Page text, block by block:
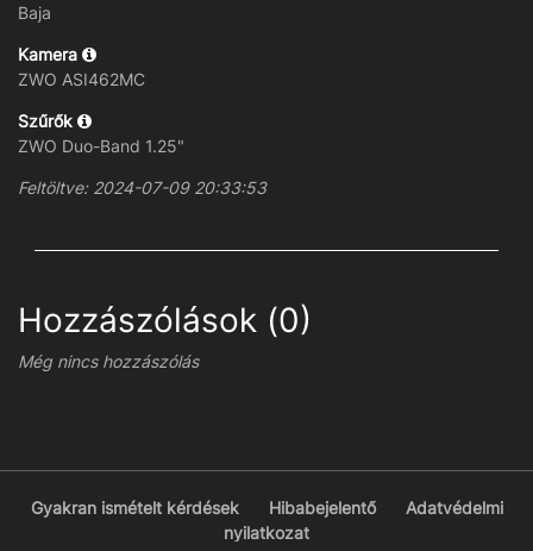
Baja
Kamera
ZWO ASI462MC
Szűrők
ZWO Duo-Band 1.25"
Feltöltve: 2024-07-09 20:33:53
Hozzászólások (0)
Még nincs hozzászólás
Gyakran ismételt kérdések Hibabejelentő
Adatvédelmi
nyilatkozat